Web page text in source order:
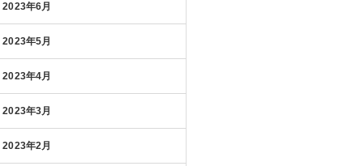
2023年6月
2023年5月
2023年4月
2023年3月
2023年2月